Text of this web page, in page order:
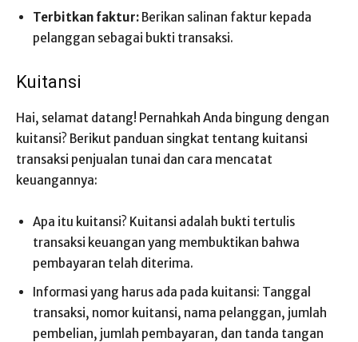
Terbitkan faktur: Berikan salinan faktur kepada
pelanggan sebagai bukti transaksi.
Kuitansi
Hai, selamat datang! Pernahkah Anda bingung dengan
kuitansi? Berikut panduan singkat tentang kuitansi
transaksi penjualan tunai dan cara mencatat
keuangannya:
Apa itu kuitansi? Kuitansi adalah bukti tertulis
transaksi keuangan yang membuktikan bahwa
pembayaran telah diterima.
Informasi yang harus ada pada kuitansi: Tanggal
transaksi, nomor kuitansi, nama pelanggan, jumlah
pembelian, jumlah pembayaran, dan tanda tangan